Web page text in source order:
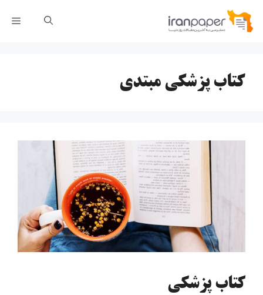
پرش
کتاب پزشکی مبتدی
کتاب پزشکی